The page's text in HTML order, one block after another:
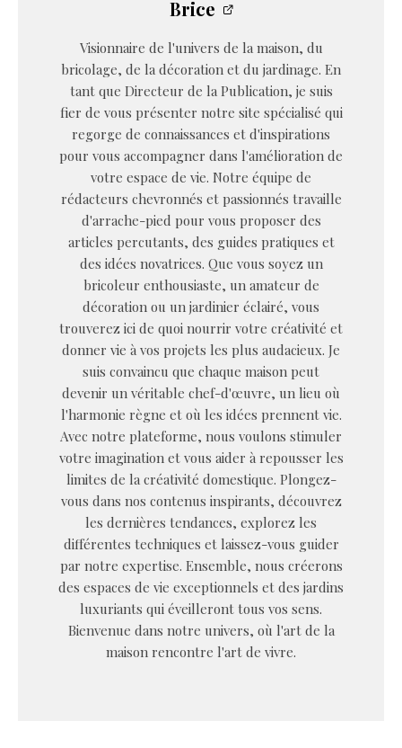
Brice
Visionnaire de l'univers de la maison, du
bricolage, de la décoration et du jardinage. En
tant que Directeur de la Publication, je suis
fier de vous présenter notre site spécialisé qui
regorge de connaissances et d'inspirations
pour vous accompagner dans l'amélioration de
votre espace de vie. Notre équipe de
rédacteurs chevronnés et passionnés travaille
d'arrache-pied pour vous proposer des
articles percutants, des guides pratiques et
des idées novatrices. Que vous soyez un
bricoleur enthousiaste, un amateur de
décoration ou un jardinier éclairé, vous
trouverez ici de quoi nourrir votre créativité et
donner vie à vos projets les plus audacieux. Je
suis convaincu que chaque maison peut
devenir un véritable chef-d'œuvre, un lieu où
l'harmonie règne et où les idées prennent vie.
Avec notre plateforme, nous voulons stimuler
votre imagination et vous aider à repousser les
limites de la créativité domestique. Plongez-
vous dans nos contenus inspirants, découvrez
les dernières tendances, explorez les
différentes techniques et laissez-vous guider
par notre expertise. Ensemble, nous créerons
des espaces de vie exceptionnels et des jardins
luxuriants qui éveilleront tous vos sens.
Bienvenue dans notre univers, où l'art de la
maison rencontre l'art de vivre.